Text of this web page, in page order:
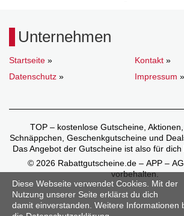
Unternehmen
Startseite » Kontakt »
Datenschutz » Impressum »
TOP – kostenlose Gutscheine,
Schnäppchen, Geschenkgutscheine und
Das Angebot der Gutscheine ist also für
© 2026 Rabattgutscheine.de – APP –
vorbehalten.
Diese Webseite verwendet Cookies. Mit der
Nutzung unserer Seite erklärst du dich
damit einverstanden. Weitere Informationen